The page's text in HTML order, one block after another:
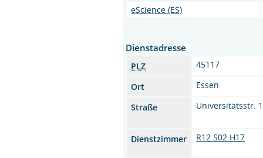
eScience (ES)
Dienstadresse
PLZ
45117
Ort
Essen
Straße
Universitätsstr.
Dienstzimmer R12 S02 H17